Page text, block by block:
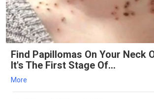
Find Papillomas On Your Neck
It's The First Stage Of...
More